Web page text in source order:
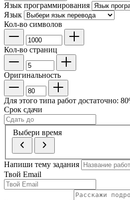
Язык программирования
Язык
Кол-во символов
Кол-во страниц
Оригинальность
Для этого типа работ достаточно: 80
Срок сдачи
Выбери время
Напиши тему задания
Твой Email